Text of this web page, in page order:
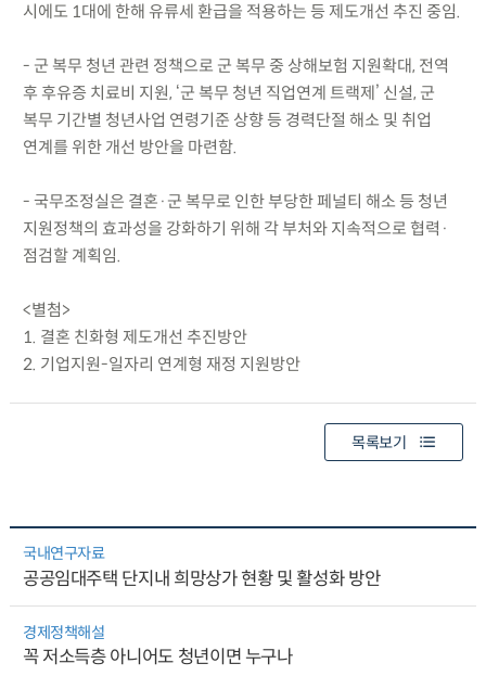
시에도 1대에 한해 유류세 환급을 적용하는 등 제도개선 추진 중임.
- 군 복무 청년 관련 정책으로 군 복무 중 상해보험 지원확대, 전역
후 후유증 치료비 지원, ‘군 복무 청년 직업연계 트랙제’ 신설, 군
복무 기간별 청년사업 연령기준 상향 등 경력단절 해소 및 취업
연계를 위한 개선 방안을 마련함.
- 국무조정실은 결혼·군 복무로 인한 부당한 페널티 해소 등 청년
지원정책의 효과성을 강화하기 위해 각 부처와 지속적으로 협력·
점검할 계획임.
<별첨>
1. 결혼 친화형 제도개선 추진방안
2. 기업지원-일자리 연계형 재정 지원방안
목록보기
국내연구자료
공공임대주택 단지내 희망상가 현황 및 활성화 방안
경제정책해설
꼭 저소득층 아니어도 청년이면 누구나